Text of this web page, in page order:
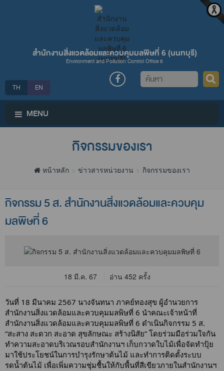
สำนักงานสิ่งแวดล้อมและควบคุมมลพิษที่ 6 (นนทบุรี)
Environment and Pollution Control Office 6
TH EN
ค้นหา
MENU
กิจกรรมของเรา
หน้าหลัก ข่าวสารหน่วยงาน กิจกรรมของเรา
กิจกรรม 5 ส. สำนักงานสิ่งแวดล้อมและควบคุม
มลพิษที่ 6
18 มี.ค. 67 อ่าน 452 ครั้ง
วันที่ 18 มีนาคม 2567 นางจันทนา ภาคย์ทองสุข ผู้อำนวยการ
สำนักงานสิ่งแวดล้อมและควบคุมมลพิษที่ 6 นำคณะเจ้าหน้าที่
สำนักงานสิ่งแวดล้อมและควบคุมมลพิษที่ 6 ดำเนินกิจกรรม 5 ส.
“สะสาง สะดวก สะอาด สุขลักษณะ สร้างนิสัย” โดยร่วมมือร่วมใจกัน
ทำความสะอาดบริเวณรอบสำนักงานฯ เก็บกวาดใบไม้เพื่อจัดทำปุ้ย
มาใช้ประโยชน์ในการบำรุงรักษาต้นไม้ และทำการติดตั้งระบบ
รดน้ำต้นไม้ เพื่อเพิ่มความชุ่มชื้นให้กับพื้นที่สีเขียวภายในสำนักงานฯ